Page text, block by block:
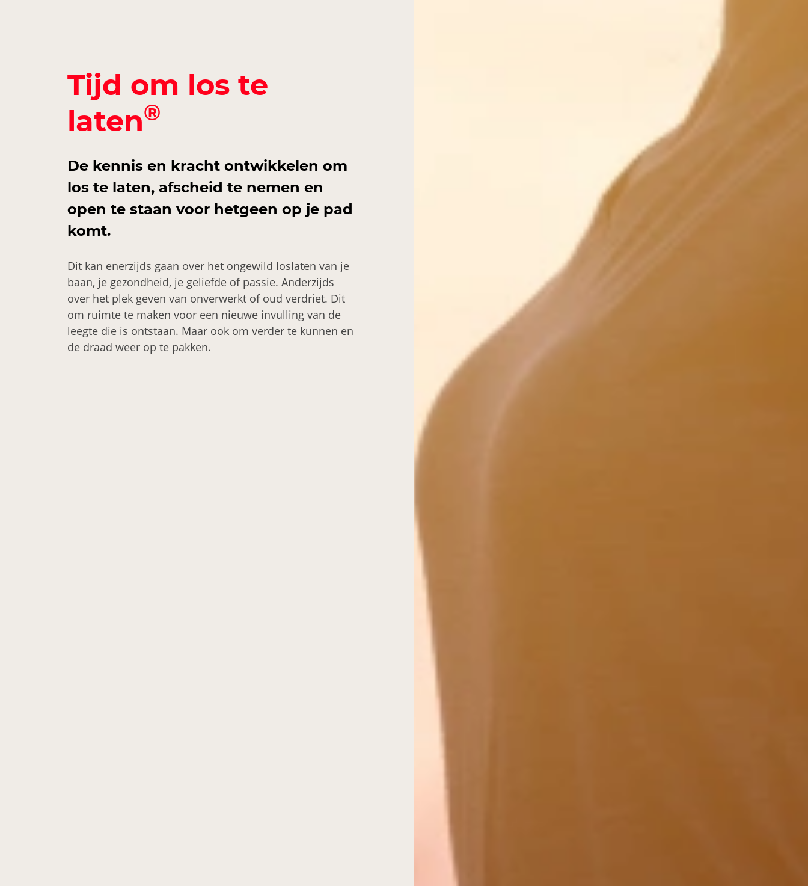
Tijd om los te
laten®
De kennis en kracht ontwikkelen om
los te laten, afscheid te nemen en
open te staan voor hetgeen op je pad
komt.
Dit kan enerzijds gaan over het ongewild loslaten van je
baan, je gezondheid, je geliefde of passie. Anderzijds
over het plek geven van onverwerkt of oud verdriet. Dit
om ruimte te maken voor een nieuwe invulling van de
leegte die is ontstaan. Maar ook om verder te kunnen en
de draad weer op te pakken.